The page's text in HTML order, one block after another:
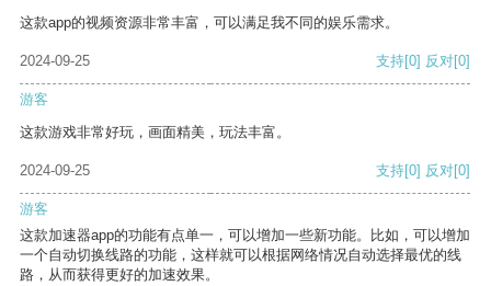
这款app的视频资源非常丰富，可以满足我不同的娱乐需求。
2024-09-25 支持[0] 反对[0]
游客
这款游戏非常好玩，画面精美，玩法丰富。
2024-09-25 支持[0] 反对[0]
游客
这款加速器app的功能有点单一，可以增加一些新功能。比如，可以增加
一个自动切换线路的功能，这样就可以根据网络情况自动选择最优的线
路，从而获得更好的加速效果。